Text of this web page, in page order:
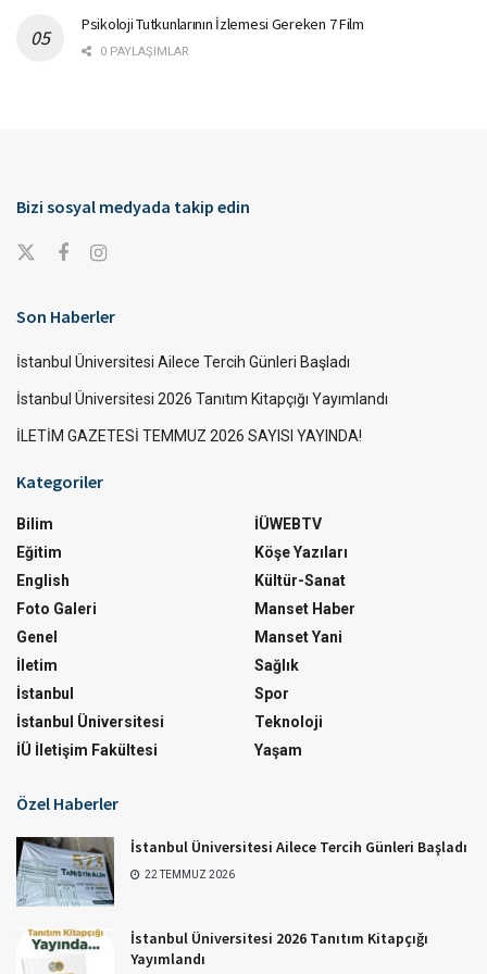
Psikoloji Tutkunlarının İzlemesi Gereken 7 Film
0 PAYLAŞIMLAR
Bizi sosyal medyada takip edin
Son Haberler
İstanbul Üniversitesi Ailece Tercih Günleri Başladı
İstanbul Üniversitesi 2026 Tanıtım Kitapçığı Yayımlandı
İLETİM GAZETESİ TEMMUZ 2026 SAYISI YAYINDA!
Kategoriler
Bilim
Eğitim
English
Foto Galeri
Genel
İletim
İstanbul
İstanbul Üniversitesi
İÜ İletişim Fakültesi
İÜWEBTV
Köşe Yazıları
Kültür-Sanat
Manset Haber
Manset Yani
Sağlık
Spor
Teknoloji
Yaşam
Özel Haberler
İstanbul Üniversitesi Ailece Tercih Günleri Başladı
22 TEMMUZ 2026
İstanbul Üniversitesi 2026 Tanıtım Kitapçığı
Yayımlandı